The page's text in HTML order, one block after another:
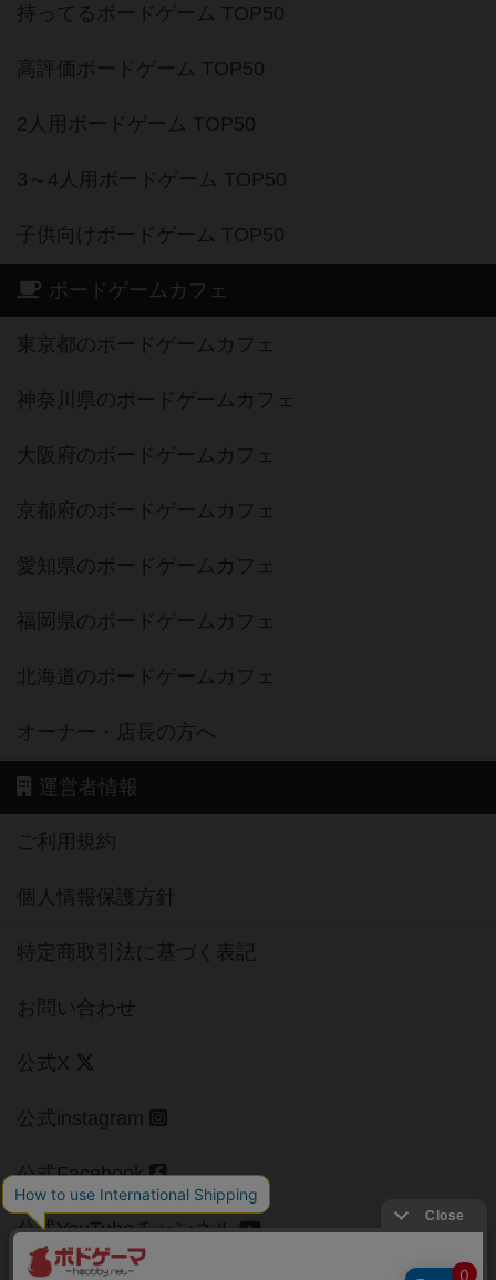
持ってるボードゲーム TOP50
高評価ボードゲーム TOP50
2人用ボードゲーム TOP50
3～4人用ボードゲーム TOP50
子供向けボードゲーム TOP50
ボードゲームカフェ
東京都のボードゲームカフェ
神奈川県のボードゲームカフェ
大阪府のボードゲームカフェ
京都府のボードゲームカフェ
愛知県のボードゲームカフェ
福岡県のボードゲームカフェ
北海道のボードゲームカフェ
オーナー・店長の方へ
運営者情報
ご利用規約
個人情報保護方針
特定商取引法に基づく表記
お問い合わせ
公式X
公式instagram
公式Facebook
公式YouTubeチャンネル